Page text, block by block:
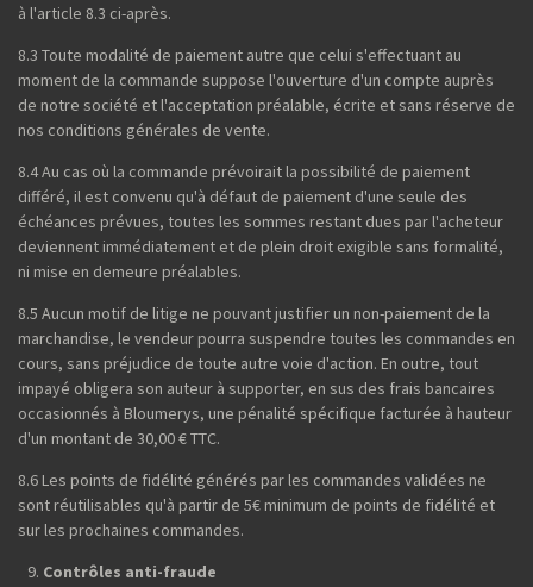
à l'article 8.3 ci-après.
8.3 Toute modalité de paiement autre que celui s'effectuant au
moment de la commande suppose l'ouverture d'un compte auprès
de notre société et l'acceptation préalable, écrite et sans réserve de
nos conditions générales de vente.
8.4 Au cas où la commande prévoirait la possibilité de paiement
différé, il est convenu qu'à défaut de paiement d'une seule des
échéances prévues, toutes les sommes restant dues par l'acheteur
deviennent immédiatement et de plein droit exigible sans formalité,
ni mise en demeure préalables.
8.5 Aucun motif de litige ne pouvant justifier un non-paiement de la
marchandise, le vendeur pourra suspendre toutes les commandes en
cours, sans préjudice de toute autre voie d'action. En outre, tout
impayé obligera son auteur à supporter, en sus des frais bancaires
occasionnés à Bloumerys, une pénalité spécifique facturée à hauteur
d'un montant de 30,00 € TTC.
8.6 Les points de fidélité générés par les commandes validées ne
sont réutilisables qu'à partir de 5€ minimum de points de fidélité et
sur les prochaines commandes.
Contrôles anti-fraude